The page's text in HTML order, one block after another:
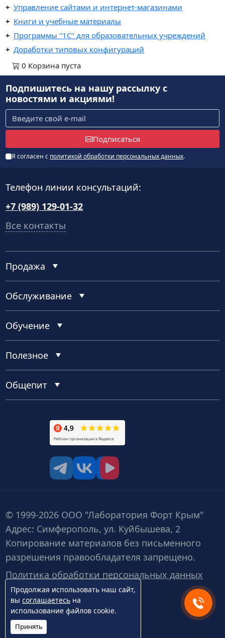
Управление сайтами и интернет-магазинами
Книги и учебные материалы
Программы "1С" для образовательных учреждений
Доработки типовых конфигураций
0 Корзина пуста
Подпишитесь на нашу рассылкус
новостями и акциями!
Подписаться
Я согласен с политикой обработки персональных данных.
Телефон линии консультаций:
+7 (989) 129-01-32
Все контакты
Продажа
Обслуживание
Обучение
Полезное
Общепит
© 1999-2026 ООО "Лаборатория Форт Крым"
Адрес: Симферополь, ул. Куйбышева, 2
Копирование материалов без письменного
разрешения правообладателя запрещено.
Политика обработки персональных данных
Продолжая использовать наш сайт,
вы соглашаетесь на
использование файлов cookie.
Принять